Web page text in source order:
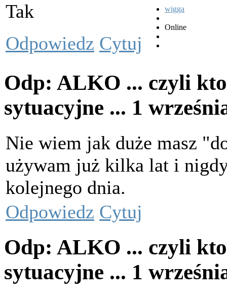
Tak wigga
Online
Odpowiedz Cytuj
Odp: ALKO ... czyli
sytuacyjne ... 1
Nie wiem jak duże masz
używam już kilka lat i
kolejnego dnia.
Odpowiedz Cytuj
Odp: ALKO ... czyli
sytuacyjne ... 1